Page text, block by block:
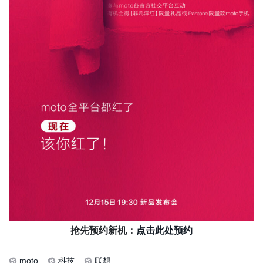
抢先预约新机： 点击此处预约
moto 科技 联想